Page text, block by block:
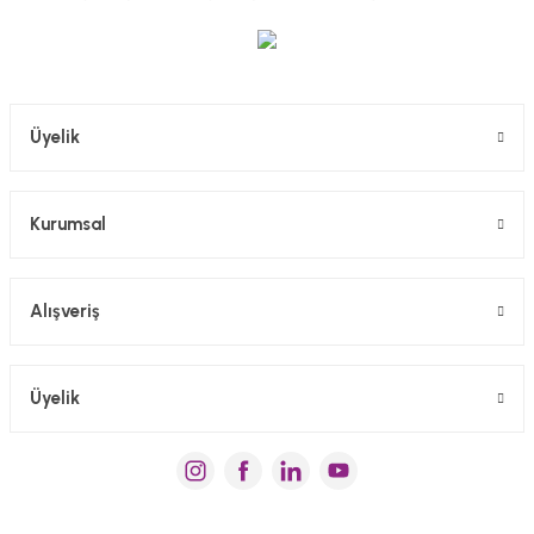
Üyelik
Kurumsal
Alışveriş
Üyelik